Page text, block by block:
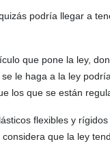
podría llegar a
que pone la ley,
le haga a la ley
los que se están
flexibles y
que la ley